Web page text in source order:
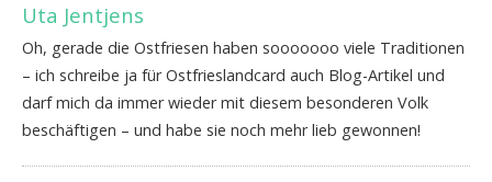
Uta Jentjens
Oh, gerade die Ostfriesen haben sooooooo viele Traditionen
– ich schreibe ja für Ostfrieslandcard auch Blog-Artikel und
darf mich da immer wieder mit diesem besonderen Volk
beschäftigen – und habe sie noch mehr lieb gewonnen!